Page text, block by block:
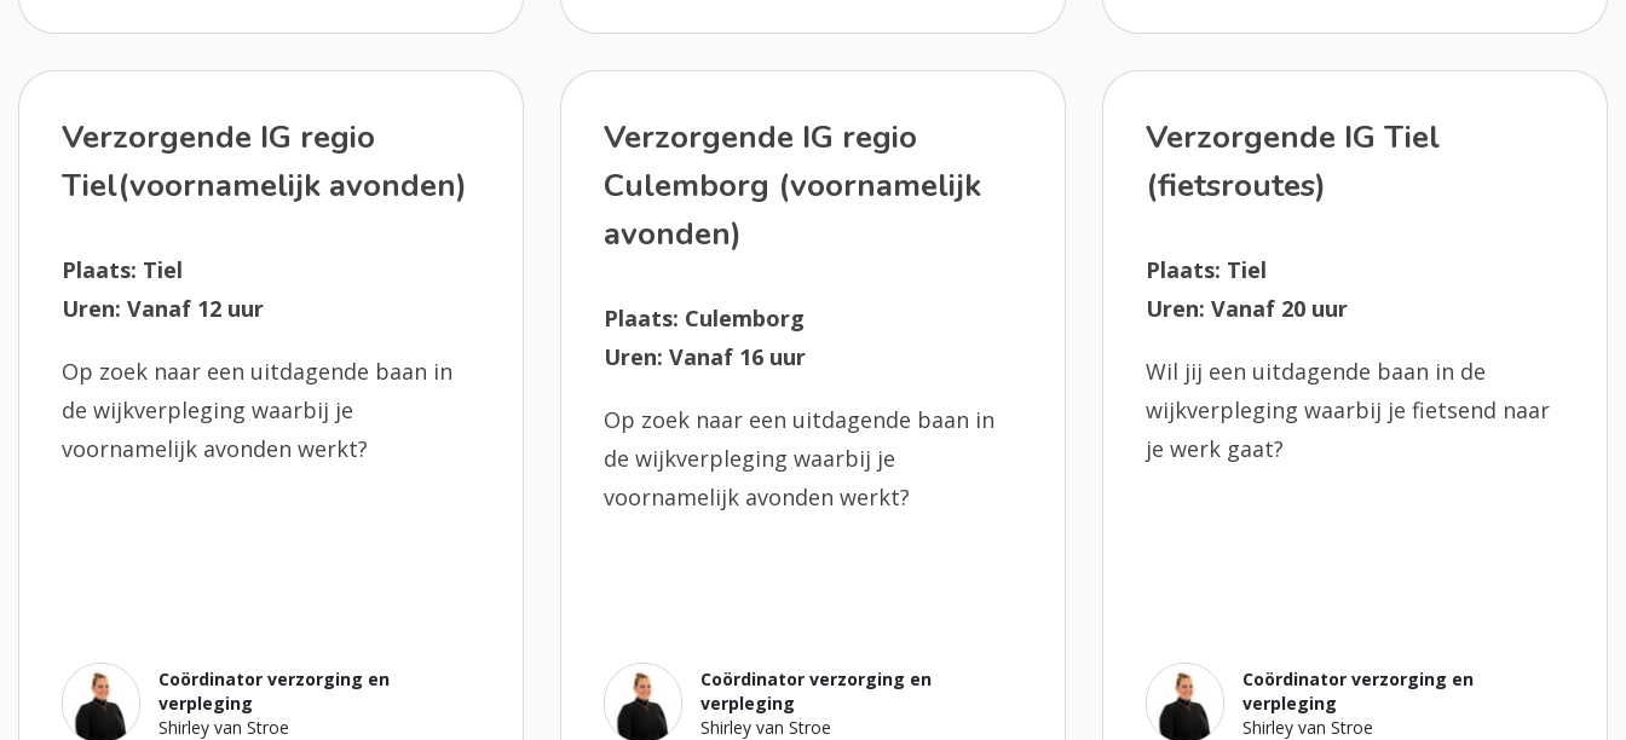
Verzorgende IG regio
Tiel(voornamelijk avonden)
Plaats: Tiel
Uren: Vanaf 12 uur
Op zoek naar een uitdagende baan in
de wijkverpleging waarbij je
voornamelijk avonden werkt?
Coördinator verzorging en
verpleging
Shirley van Stroe
Verzorgende IG regio
Culemborg (voornamelijk
avonden)
Plaats: Culemborg
Uren: Vanaf 16 uur
Op zoek naar een uitdagende baan in
de wijkverpleging waarbij je
voornamelijk avonden werkt?
Coördinator verzorging en
verpleging
Shirley van Stroe
Verzorgende IG Tiel
(fietsroutes)
Plaats: Tiel
Uren: Vanaf 20 uur
Wil jij een uitdagende baan in de
wijkverpleging waarbij je fietsend naar
je werk gaat?
Coördinator verzorging en
verpleging
Shirley van Stroe